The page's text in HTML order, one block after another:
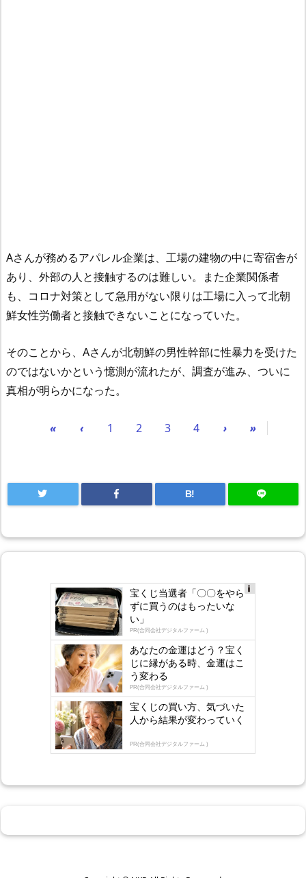
Aさんが務めるアパレル企業は、工場の建物の中に寄宿舎が
あり、外部の人と接触するのは難しい。また企業関係者
も、コロナ対策として急用がない限りは工場に入って北朝
鮮女性労働者と接触できないことになっていた。
そのことから、Aさんが北朝鮮の男性幹部に性暴力を受けた
のではないかという憶測が流れたが、調査が進み、ついに
真相が明らかになった。
« ‹ 1 2 3 4 › »
B!
gly
宝くじ当選者「〇〇をやら
ずに買うのはもったいな
い」
PR(合同会社デジタルファーム )
あなたの金運はどう？宝く
じに縁がある時、金運はこ
う変わる
PR(合同会社デジタルファーム )
宝くじの買い方、気づいた
人から結果が変わっていく
PR(合同会社デジタルファーム )